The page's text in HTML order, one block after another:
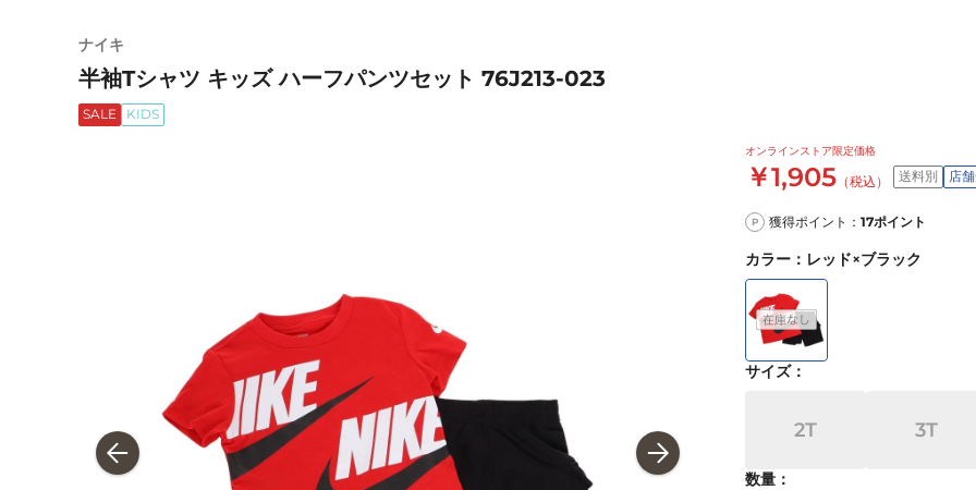
ナイキ
半袖Tシャツ キッズ ハーフパンツセット 76J213-023
SALE KIDS
オンラインストア限定価格
￥1,905 （税込） 送料別 店
P 獲得ポイント： 17ポイント
カラー ： レッド×ブラック
サイズ：
2T 3T
数量：